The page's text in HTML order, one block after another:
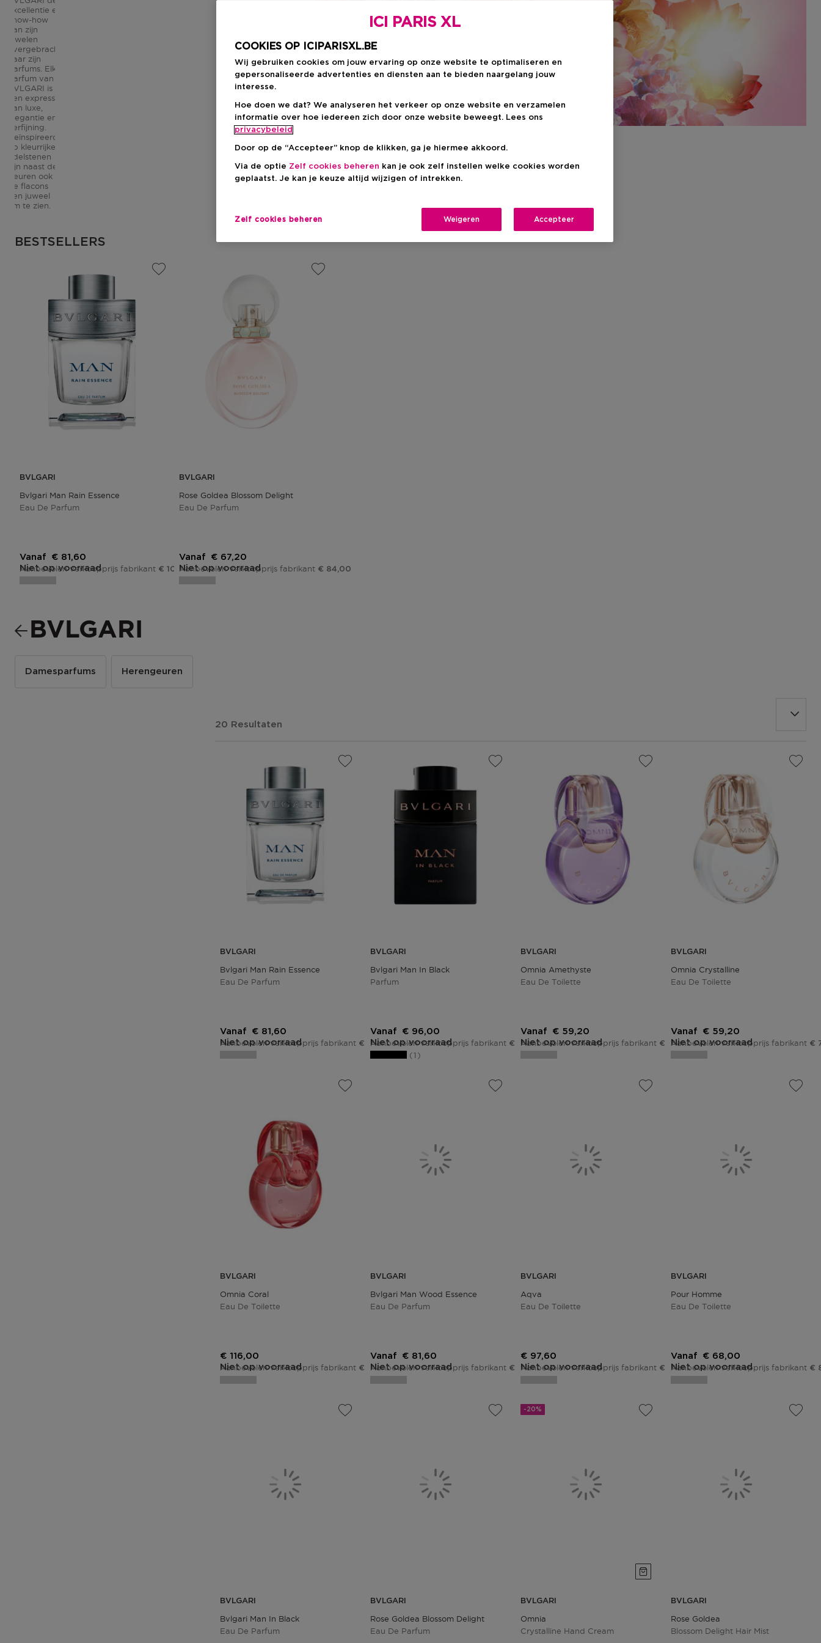
excellentie en
know-how
van zijn
juwelen
overgebracht
naar zijn
parfums. Elk
parfum van
BVLGARI is
een expressie
van luxe,
elegantie en
verfijning.
Geïnspireerd
op kleurrijke
edelstenen
zijn naast de
geuren ook
de flacons
een juweel
om te zien.
BESTSELLERS
Niet op voorraad
BVLGARI
Bvlgari Man Rain Essence
Eau De Parfum
Vanaf Kortingsprijs
€ 81,60
Aanbevolen verkoopprijs fabrikant € 102,00Niet op voorraad
BVLGARI
Rose Goldea Blossom Delight
Eau De Parfum
Vanaf Kortingsprijs
€ 67,20
Aanbevolen verkoopprijs fabrikant € 84,00
BVLGARI
Damesparfums Herengeuren
20 Resultaten
Niet op voorraad
BVLGARI
Bvlgari Man Rain Essence
Eau De Parfum
Vanaf Kortingsprijs
€ 81,60
Aanbevolen verkoopprijs fabrikant € 102,00
Niet op voorraad
BVLGARI
Bvlgari Man In Black
Parfum
Vanaf Kortingsprijs
€ 96,00
Aanbevolen verkoopprijs fabrikant € 120,00
1
Niet op voorraad
BVLGARI
Omnia Amethyste
Eau De Toilette
Vanaf Kortingsprijs
€ 59,20
Aanbevolen verkoopprijs fabrikant € 74,00
Niet op voorraad
BVLGARI
Omnia Crystalline
Eau De Toilette
Vanaf Kortingsprijs
€ 59,20
Aanbevolen verkoopprijs fabrikant €
Niet op voorraad
BVLGARI
Omnia Coral
Eau De Toilette
Kortingsprijs
€ 116,00
Aanbevolen verkoopprijs fabrikant € 145,00
Niet op voorraad
BVLGARI
Bvlgari Man Wood Essence
Eau De Parfum
Vanaf Kortingsprijs
€ 81,60
Aanbevolen verkoopprijs fabrikant € 102,00
Niet op voorraad
BVLGARI
Aqva
Eau De Toilette
Kortingsprijs
€ 97,60
Aanbevolen verkoopprijs fabrikant € 122,00
Niet op voorraad
BVLGARI
Pour Homme
Eau De Toilette
Vanaf Kortingsprijs
€ 68,00
Aanbevolen verkoopprijs fabrikant €
BVLGARI
Bvlgari Man In Black
Eau De Parfum
BVLGARI
Rose Goldea Blossom Delight
Eau De Parfum
-20%
BVLGARI
Omnia
Crystalline Hand Cream
BVLGARI
Rose Goldea
Blossom Delight Hair Mist
ICI PARIS XL
COOKIES OP ICIPARISXL.BE
Wij gebruiken cookies om jouw ervaring op onze website te optimaliseren en
gepersonaliseerde advertenties en diensten aan te bieden naargelang jouw
interesse.
Hoe doen we dat? We analyseren het verkeer op onze website en verzamelen
informatie over hoe iedereen zich door onze website beweegt. Lees ons
privacybeleid
Door op de “Accepteer” knop de klikken, ga je hiermee akkoord.
Via de optie Zelf cookies beheren kan je ook zelf instellen welke cookies worden
geplaatst. Je kan je keuze altijd wijzigen of intrekken.
Zelf cookies beheren Weigeren Accepteer